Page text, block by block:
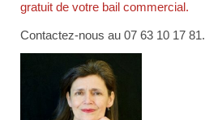
gratuit de votre bail commercial.
Contactez-nous au 07 63 10 17 81.